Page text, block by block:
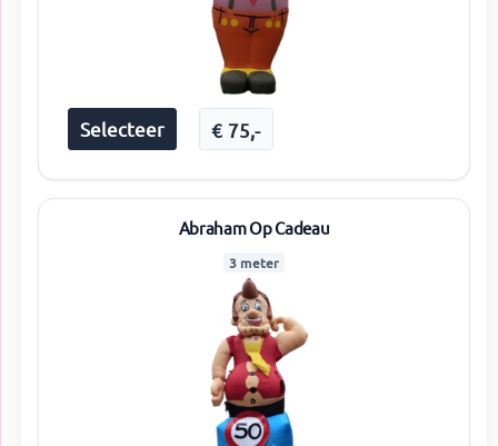
Selecteer € 75,-
Abraham Op Cadeau
3 meter